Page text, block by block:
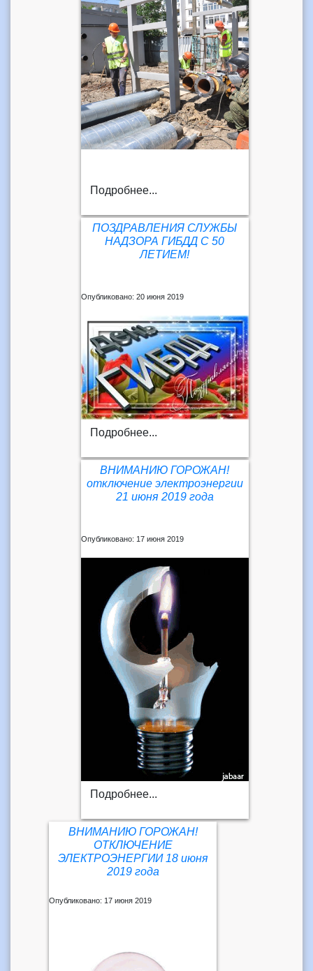
Подробнее...
ПОЗДРАВЛЕНИЯ СЛУЖБЫ
НАДЗОРА ГИБДД С 50
ЛЕТИЕМ!
Опубликовано: 20 июня 2019
Подробнее...
ВНИМАНИЮ ГОРОЖАН!
отключение электроэнергии
21 июня 2019 года
Опубликовано: 17 июня 2019
Подробнее...
ВНИМАНИЮ ГОРОЖАН!
ОТКЛЮЧЕНИЕ
ЭЛЕКТРОЭНЕРГИИ 18 июня
2019 года
Опубликовано: 17 июня 2019